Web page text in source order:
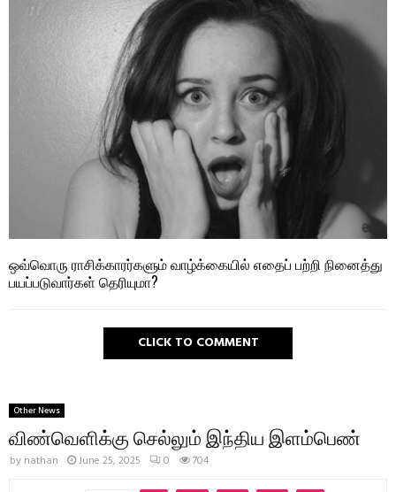
ஒவ்வொரு ராசிக்காரர்களும் வாழ்க்கையில் எதைப் பற்றி நினைத்து
பயப்படுவார்கள் தெரியுமா?
CLICK TO COMMENT
Other News
விண்வெளிக்கு செல்லும் இந்திய இளம்பெண்
by nathan June 25, 2025 0 704